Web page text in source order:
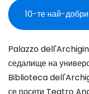
10-те най-
Palazzo
седалище на
Biblioteca